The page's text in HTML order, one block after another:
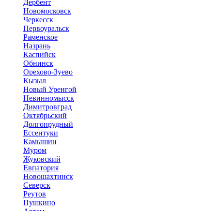
Дербент
Новомосковск
Черкесск
Первоуральск
Раменское
Назрань
Каспийск
Обнинск
Орехово-Зуево
Кызыл
Новый Уренгой
Невинномысск
Димитровград
Октябрьский
Долгопрудный
Ессентуки
Камышин
Муром
Жуковский
Евпатория
Новошахтинск
Северск
Реутов
Пушкино